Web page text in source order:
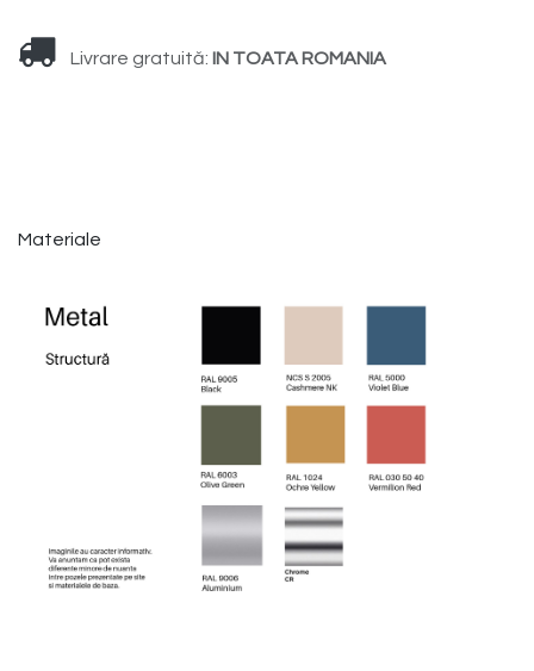
Livrare gratuită: IN TOATA ROMANIA
Materiale